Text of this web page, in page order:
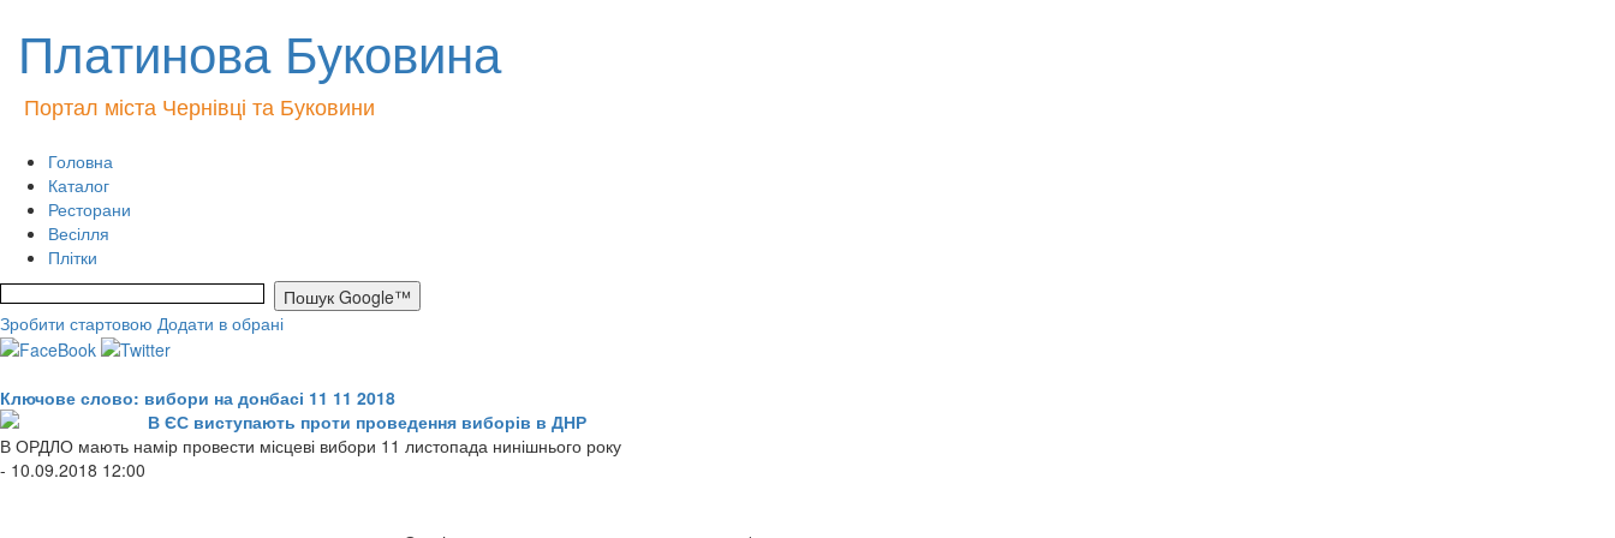
Платинова Буковина
Портал міста Чернівці та Буковини
Головна
Каталог
Ресторани
Весілля
Плітки
Зробити стартовою Додати в обрані
Ключове слово: вибори на донбасі 11 11 2018
В ЄС виступають проти проведення виборів в ДНР
В ОРДЛО мають намір провести місцеві вибори 11 листопада нинішнього року
- 10.09.2018 12:00